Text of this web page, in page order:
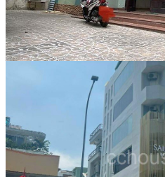
Mã:
Bán Toà nhà
Phương, Phường 9